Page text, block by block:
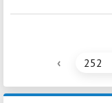
‹ 252